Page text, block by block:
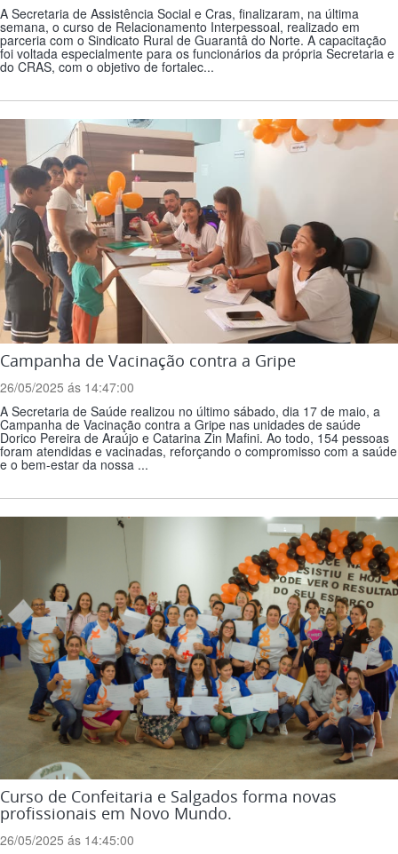
A Secretaria de Assistência Social e Cras, finalizaram, na última
semana, o curso de Relacionamento Interpessoal, realizado em
parceria com o Sindicato Rural de Guarantâ do Norte. A capacitação
foi voltada especialmente para os funcionários da própria Secretaria e
do CRAS, com o objetivo de fortalec...
Campanha de Vacinação contra a Gripe
26/05/2025 ás 14:47:00
A Secretaria de Saúde realizou no último sábado, dia 17 de maio, a
Campanha de Vacinação contra a Gripe nas unidades de saúde
Dorico Pereira de Araújo e Catarina Zin Mafini. Ao todo, 154 pessoas
foram atendidas e vacinadas, reforçando o compromisso com a saúde
e o bem-estar da nossa ...
Curso de Confeitaria e Salgados forma novas
profissionais em Novo Mundo.
26/05/2025 ás 14:45:00